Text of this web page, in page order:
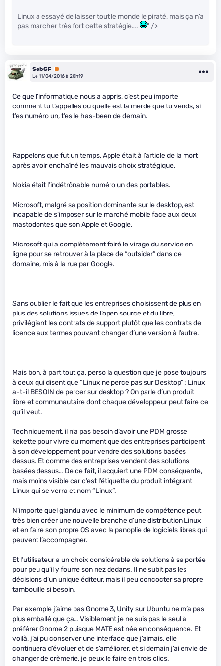
Linux a essayé de laisser tout le monde le piraté, mais ça n’a
pas marcher très fort cette stratégie….
" />
SebGF Premium
Le 11/04/2016 à 20h19
Ce que l’informatique nous a appris, c’est peu importe
comment tu t’appelles ou quelle est la merde que tu vends, si
t’es numéro un, t’es le has-been de demain.
Rappelons que fut un temps, Apple était à l’article de la mort
après avoir enchaîné les mauvais choix stratégique.
Nokia était l’indétrônable numéro un des portables.
Microsoft, malgré sa position dominante sur le desktop, est
incapable de s’imposer sur le marché mobile face aux deux
mastodontes que son Apple et Google.
Microsoft qui a complètement foiré le virage du service en
ligne pour se retrouver à la place de “outsider” dans ce
domaine, mis à la rue par Google.
Sans oublier le fait que les entreprises choisissent de plus en
plus des solutions issues de l’open source et du libre,
privilégiant les contrats de support plutôt que les contrats de
licence aux termes pouvant changer d’une version à l’autre.
Mais bon, à part tout ça, perso la question que je pose toujours
à ceux qui disent que “Linux ne perce pas sur Desktop” : Linux
a-t-il BESOIN de percer sur desktop ? On parle d’un produit
libre et communautaire dont chaque développeur peut faire ce
qu’il veut.
Techniquement, il n’a pas besoin d’avoir une PDM grosse
kekette pour vivre du moment que des entreprises participent
à son développement pour vendre des solutions basées
dessus. Et comme des entreprises vendent des solutions
basées dessus… De ce fait, il acquiert une PDM conséquente,
mais moins visible car c’est l’étiquette du produit intégrant
Linux qui se verra et nom “Linux”.
N’importe quel glandu avec le minimum de compétence peut
très bien créer une nouvelle branche d’une distribution Linux
et en faire son propre OS avec la panoplie de logiciels libres qui
peuvent l’accompagner.
Et l’utilisateur a un choix considérable de solutions à sa portée
pour peu qu’il y fourre son nez dedans. Il ne subit pas les
décisions d’un unique éditeur, mais il peu concocter sa propre
tambouille si besoin.
Par exemple j’aime pas Gnome 3, Unity sur Ubuntu ne m’a pas
plus emballé que ça… Visiblement je ne suis pas le seul à
préférer Gnome 2 puisque MATE est née en conséquence. Et
voilà, j’ai pu conserver une interface que j’aimais, elle
continuera d’évoluer et de s’améliorer, et si demain j’ai envie de
changer de crèmerie, je peux le faire en trois clics.